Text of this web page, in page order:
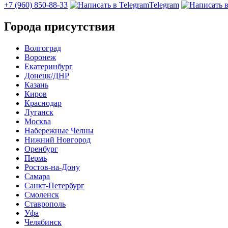
+7 (960) 850-88-33
Telegram
Города присутствия
Волгоград
Воронеж
Екатеринбург
Донецк/ДНР
Казань
Киров
Краснодар
Луганск
Москва
Набережные Челны
Нижний Новгород
Оренбург
Пермь
Ростов-на-Дону
Самара
Санкт-Петербург
Смоленск
Ставрополь
Уфа
Челябинск